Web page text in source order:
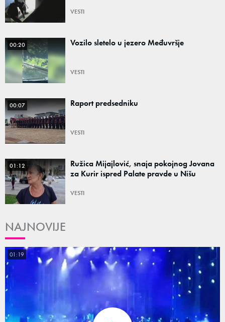
VESTI
00:20 Vozilo sletelo u jezero Međuvršje
VESTI
00:07 Raport predsedniku
VESTI
01:12
Ružica Mijajlović, snaja pokojnog Jovana
za Kurir ispred Palate pravde u Nišu
VESTI
NAJNOVIJE
01:19